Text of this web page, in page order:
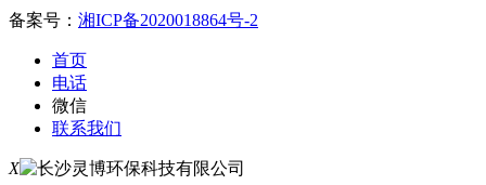
备案号： 湘ICP备2020018864号-2
首页
电话
微信
联系我们
X